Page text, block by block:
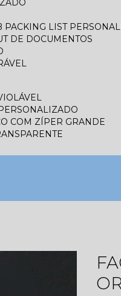
PACKING LIST
DE DOCUMENTOS
COM ZÍPER GRANDE